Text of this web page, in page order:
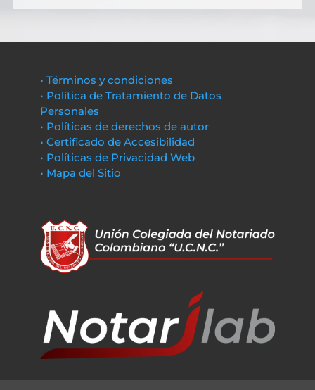
• Términos y condiciones
• Política de Tratamiento de Datos
Personales
• Políticas de derechos de autor
• Certificado de Accesibilidad
• Políticas de Privacidad Web
• Mapa del Sitio